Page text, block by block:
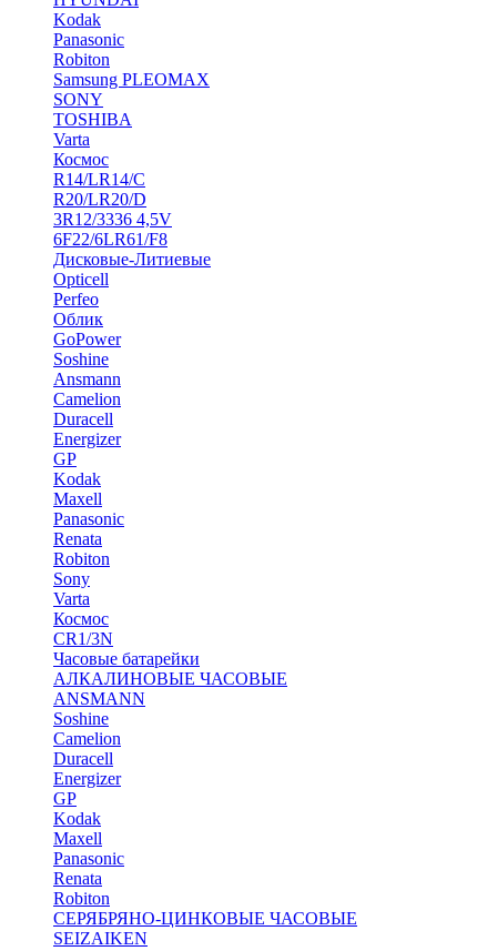
Kodak
Panasonic
Robiton
Samsung PLEOMAX
SONY
TOSHIBA
Varta
Космос
R14/LR14/C
R20/LR20/D
3R12/3336 4,5V
6F22/6LR61/F8
Дисковые-Литиевые
Opticell
Perfeo
Облик
GoPower
Soshine
Ansmann
Camelion
Duracell
Energizer
GP
Kodak
Maxell
Panasonic
Renata
Robiton
Sony
Varta
Космос
CR1/3N
Часовые батарейки
АЛКАЛИНОВЫЕ ЧАСОВЫЕ
ANSMANN
Soshine
Camelion
Duracell
Energizer
GP
Kodak
Maxell
Panasonic
Renata
Robiton
СЕРЯБРЯНО-ЦИНКОВЫЕ ЧАСОВЫЕ
SEIZAIKEN